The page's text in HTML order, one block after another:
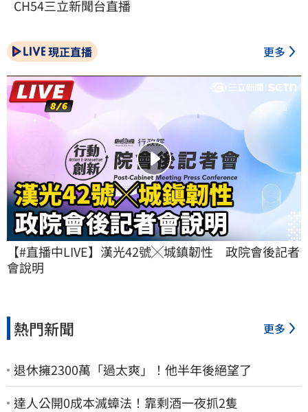
CH54三立新聞台直播
現正直播 更多
【#直播中LIVE】漢光42號╳城鎮韌性　政院會後記者
會說明
熱門新聞 更多
退休擁2300萬「過太爽」！他半年後絕望了
達人公開0成本滅蟑法！靠剩酒一夜抓2隻